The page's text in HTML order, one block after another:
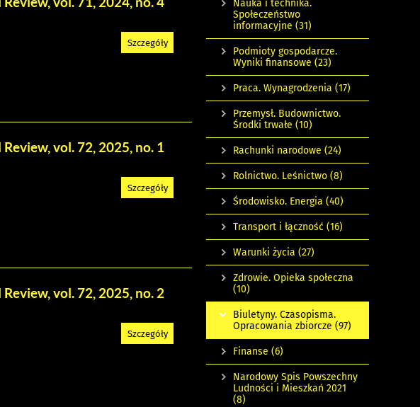
Szczegóły
vol. 72, 2025, no. 1
Szczegóły
vol. 72, 2025, no. 2
Szczegóły
Nauka i technika.
Społeczeństwo
informacyjne (31)
Podmioty gospodarcze.
Wyniki finansowe (23)
Praca. Wynagrodzenia (17)
Przemysł. Budownictwo.
Środki trwałe (10)
Rachunki narodowe (24)
Rolnictwo. Leśnictwo (8)
Środowisko. Energia (40)
Transport i łączność (16)
Warunki życia (27)
Zdrowie. Opieka społeczna
(10)
Biuletyny. Czasopisma.
Opracowania zbiorcze (97)
Finanse (6)
Narodowy Spis Powszechny
Ludności i Mieszkań 2021
(8)